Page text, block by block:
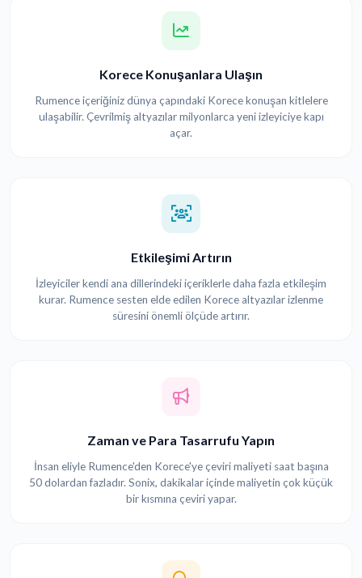
Korece Konuşanlara Ulaşın
Rumence içeriğiniz dünya çapındaki Korece konuşan kitlelere
ulaşabilir. Çevrilmiş altyazılar milyonlarca yeni izleyiciye kapı
açar.
Etkileşimi Artırın
İzleyiciler kendi ana dillerindeki içeriklerle daha fazla etkileşim
kurar. Rumence sesten elde edilen Korece altyazılar izlenme
süresini önemli ölçüde artırır.
Zaman ve Para Tasarrufu Yapın
İnsan eliyle Rumence'den Korece'ye çeviri maliyeti saat başına
50 dolardan fazladır. Sonix, dakikalar içinde maliyetin çok küçük
bir kısmına çeviri yapar.